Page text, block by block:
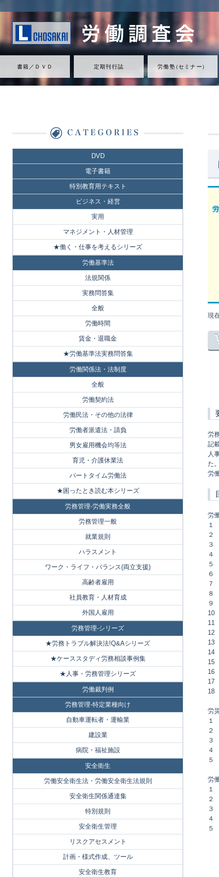
書籍／ＤＶＤ 定期刊行誌 労働塾（セミナ ー ）
現
労
記
人
た
労
労
１
２
３
４
５
６
７
８
９
10
11
12
13
14
15
16
17
18
労
１
２
３
４
５
労
１
２
３
４
５
DVD
電子書籍
特別教育用テキスト
ビジネス・経営
実用
マネジメント・人材管理
★働く・仕事を考えるシリーズ
労働基準法
法規関係
実務問答集
全般
労働時間
賃金・退職金
★労働基準法実務問答集
労働関係法・法制度
全般
労働契約法
労働民法・その他の法律
労働者派遣法・請負
男女雇用機会均等法
育児・介護休業法
パートタイム労働法
★困ったとき読む本シリーズ
労務管理-労働実務全般
労務管理一般
就業規則
ハラスメント
ワーク・ライフ・バランス(両立支援)
高齢者雇用
社員教育・人材育成
外国人雇用
労務管理-シリーズ
★労務トラブル解決法!Q&Aシリーズ
★ケーススタディ労務相談事例集
★人事・労務管理シリーズ
労働裁判例
労務管理-特定業種向け
自動車運転者・運輸業
建設業
病院・福祉施設
安全衛生
労働安全衛生法・労働安全衛生法規則
安全衛生関係通達集
特別規則
安全衛生管理
リスクアセスメント
計画・様式作成、ツール
安全衛生教育